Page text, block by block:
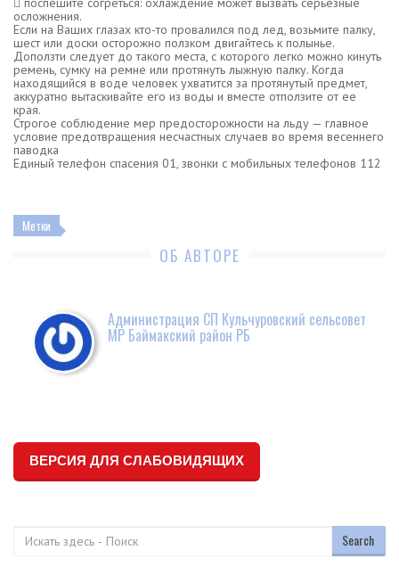
осложнения.
Если на Ваших глазах кто-то провалился под лед, возьмите палку,
шест или доски осторожно ползком двигайтесь к полынье.
Доползти следует до такого места, с которого легко можно кинуть
ремень, сумку на ремне или протянуть лыжную палку. Когда
находящийся в воде человек ухватится за протянутый предмет,
аккуратно вытаскивайте его из воды и вместе отползите от ее
края.
Строгое соблюдение мер предосторожности на льду — главное
условие предотвращения несчастных случаев во время весеннего
паводка
Единый телефон спасения 01, звонки с мобильных телефонов 112
Метки
ОБ АВТОРЕ
Администрация СП Кульчуровский сельсовет
МР Баймакский район РБ
ВЕРСИЯ ДЛЯ СЛАБОВИДЯЩИХ